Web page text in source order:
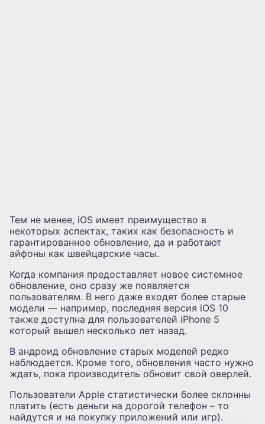
Тем не менее, iOS имеет преимущество в
некоторых аспектах, таких как безопасность и
гарантированное обновление, да и работают
айфоны как швейцарские часы.
Когда компания предоставляет новое системное
обновление, оно сразу же появляется
пользователям. В него даже входят более старые
модели — например, последняя версия iOS 10
также доступна для пользователей iPhone 5
который вышел несколько лет назад.
В андроид обновление старых моделей редко
наблюдается. Кроме того, обновления часто нужно
ждать, пока производитель обновит свой оверлей.
Пользователи Apple статистически более склонны
платить (есть деньги на дорогой телефон – то
найдутся и на покупку приложений или игр).